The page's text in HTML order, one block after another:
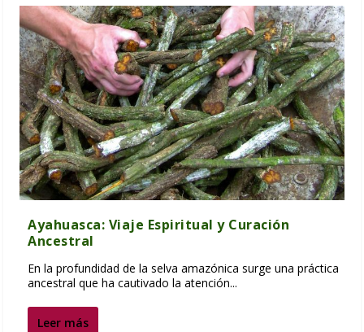
Ayahuasca: Viaje Espiritual y Curación
Ancestral
En la profundidad de la selva amazónica surge una práctica
ancestral que ha cautivado la atención...
Leer más